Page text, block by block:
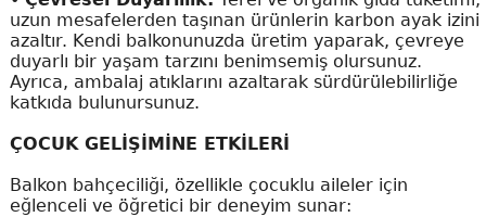
uzun mesafelerden taşınan ürünlerin karbon ayak izini
azaltır. Kendi balkonunuzda üretim yaparak, çevreye
duyarlı bir yaşam tarzını benimsemiş olursunuz.
Ayrıca, ambalaj atıklarını azaltarak sürdürülebilirliğe
katkıda bulunursunuz.
ÇOCUK GELİŞİMİNE ETKİLERİ
Balkon bahçeciliği, özellikle çocuklu aileler için
eğlenceli ve öğretici bir deneyim sunar: